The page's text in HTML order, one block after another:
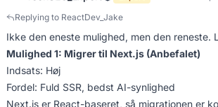
Replying to ReactDev_Jake
Ikke den eneste mulighed, men den reneste.
Mulighed 1: Migrer til Next.js (Anbefalet)
Indsats: Høj
Fordel: Fuld SSR, bedst AI-synlighed
Next.js er React-baseret, så migrationen er